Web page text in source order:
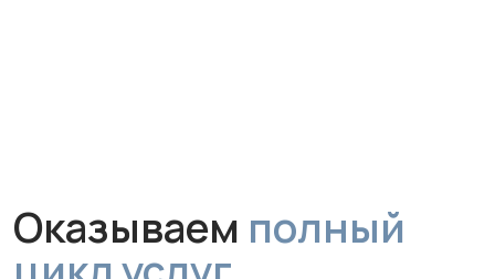
Профессиональная установка
за 1 час без грязи и сложного